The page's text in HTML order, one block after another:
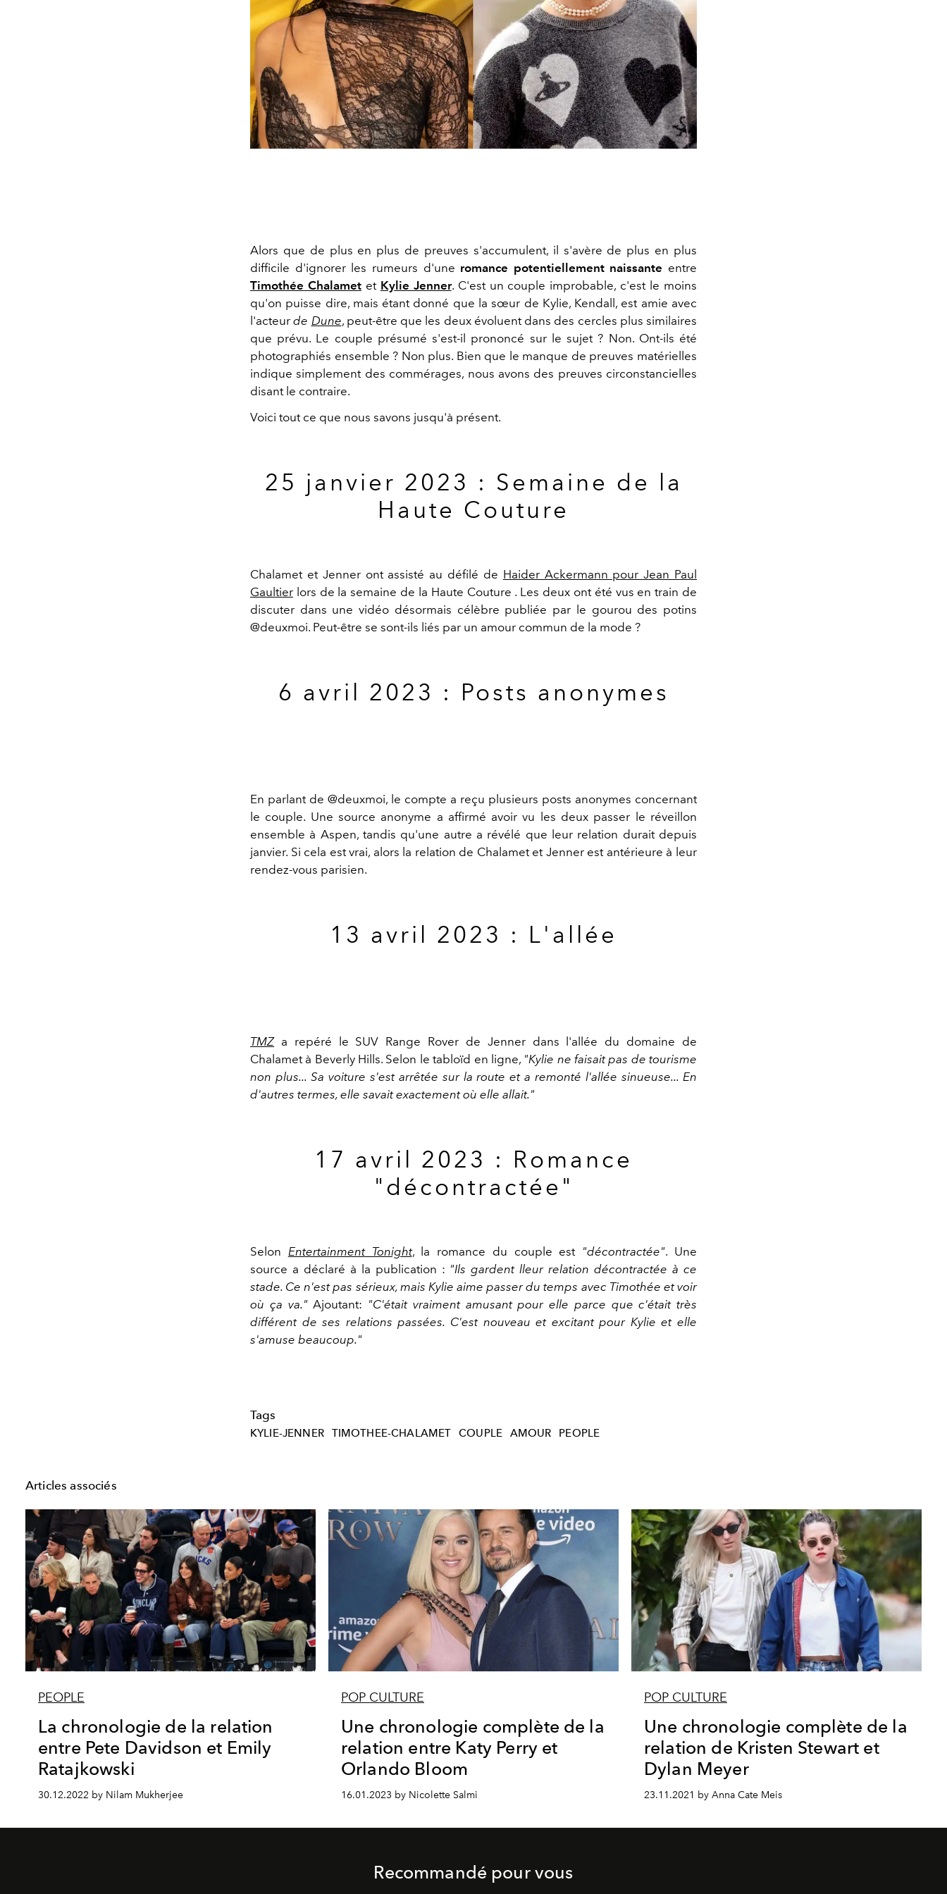
Alors que de plus en plus de preuves s'accumulent, il s'avère de plus en plus
difficile d'ignorer les rumeurs d'une romance potentiellement naissante entre
Timothée Chalamet et Kylie Jenner. C'est un couple improbable, c'est le moins
qu'on puisse dire, mais étant donné que la sœur de Kylie, Kendall, est amie avec
l'acteurde Dune, peut-être que les deux évoluent dans des cercles plus similaires
que prévu. Le couple présumé s'est-il prononcé sur le sujet ? Non. Ont-ils été
photographiés ensemble ? Non plus. Bien que le manque de preuves matérielles
indique simplement des commérages, nous avons des preuves circonstancielles
disant le contraire.
Voici tout ce que nous savons jusqu'à présent.
25 janvier 2023 : Semaine de la
Haute Couture
Chalamet et Jenner ont assisté au défilé de Haider Ackermann pour Jean Paul
Gaultier lors de la semaine de la Haute Couture . Les deux ont été vus en train de
discuter dans une vidéo désormais célèbre publiée par le gourou des potins
@deuxmoi. Peut-être se sont-ils liés par un amour commun de la mode ?
6 avril 2023 : Posts anonymes
En parlant de @deuxmoi, le compte a reçu plusieurs posts anonymes concernant
le couple. Une source anonyme a affirmé avoir vu les deux passer le réveillon
ensemble à Aspen, tandis qu'une autre a révélé que leur relation durait depuis
janvier. Si cela est vrai, alors la relation de Chalamet et Jenner est antérieure à leur
rendez-vous parisien.
13 avril 2023 : L'allée
TMZa repéré le SUV Range Rover de Jenner dans l'allée du domaine de
Chalamet à Beverly Hills. Selon le tabloïd en ligne, "Kylie ne faisait pas de tourisme
non plus... Sa voiture s'est arrêtée sur la route et a remonté l'allée sinueuse... En
d'autres termes, elle savait exactement où elle allait."
17 avril 2023 : Romance
"décontractée"
Selon Entertainment Tonight, la romance du couple est "décontractée". Une
source a déclaré à la publication : "Ils gardent lleur relation décontractée à ce
stade. Ce n'est pas sérieux, mais Kylie aime passer du temps avec Timothée et voir
où ça va." Ajoutant: "C'était vraiment amusant pour elle parce que c'était très
différent de ses relations passées. C'est nouveau et excitant pour Kylie et elle
s'amuse beaucoup."
Tags
KYLIE-JENNER TIMOTHEE-CHALAMET COUPLE AMOUR PEOPLE
Articles associés
PEOPLE
La chronologie de la relation
entre Pete Davidson et Emily
Ratajkowski
30.12.2022 by Nilam Mukherjee
POP CULTURE
Une chronologie complète de la
relation entre Katy Perry et
Orlando Bloom
16.01.2023 by Nicolette Salmi
POP CULTURE
Une chronologie complète de la
relation de Kristen Stewart et
Dylan Meyer
23.11.2021 by Anna Cate Meis
Recommandé pour vous